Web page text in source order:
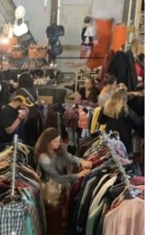
NL
PL
ES
IT
DA
SV
PT
TR